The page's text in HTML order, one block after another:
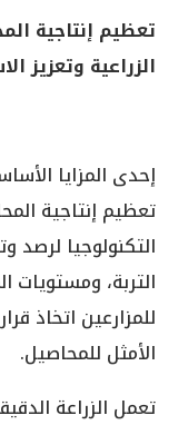
تعظيم إنتاجية
الزراعية وتعزيز
إحدى المزايا
تعظيم إنتاجية
التكنولوجيا
التربة، ومستويات
للمزارعين اتخاذ
الأمثل للمحاصيل.
تعمل الزراعة